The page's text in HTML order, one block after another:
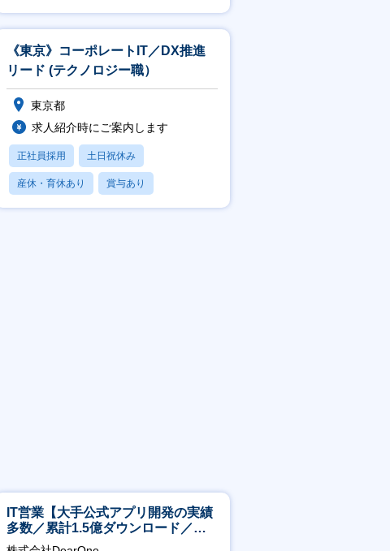
賞与あり
《東京》コーポレートIT／DX推進
リード (テクノロジー職）
東京都
求人紹介時にご案内します
正社員採用 土日祝休み
産休・育休あり 賞与あり
フレックス
IT営業【大手公式アプリ開発の実績
多数／累計1.5億ダウンロード／週4
リモート／服装髪型自由】